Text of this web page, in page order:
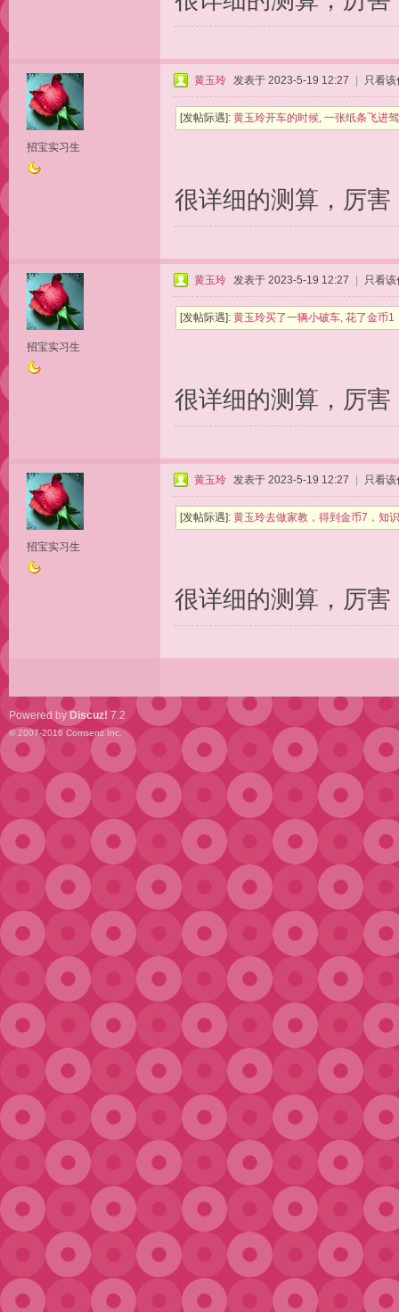
招宝实习生
黄玉玲 发表于 2023-5-19 12:27 只看该
[发帖际遇]: 黄玉玲开车的时候, 一张纸条飞进
很详细的测算，厉害
招宝实习生
黄玉玲 发表于 2023-5-19 12:27 只看该
[发帖际遇]: 黄玉玲买了一辆小破车, 花了金币
很详细的测算，厉害
招宝实习生
黄玉玲 发表于 2023-5-19 12:27 只看该
[发帖际遇]: 黄玉玲去做家教，得到金币7，知
很详细的测算，厉害
Powered by Discuz! 7.2
© 2007-2016 Comsenz Inc.